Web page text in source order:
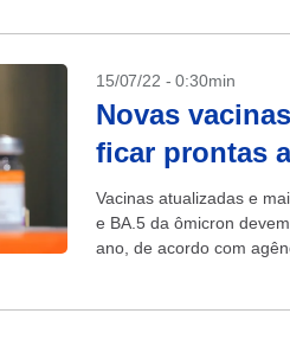
15/07/22 - 0:30min
Novas
ficar prontas
Vacinas atualizadas e
e BA.5 da ômicron
ano, de acordo com